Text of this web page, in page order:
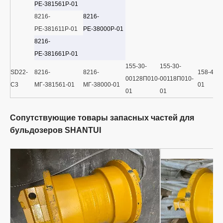
РЕ-381561Р-01
8216-
РЕ-38000Р-01
8216-
РЕ-381611Р-01
8216-
РЕ-381661Р-01
SD22-
C3
8216-
МГ-381561-01
8216-
МГ-38000-01
155-30-
00128П010-
01
155-30-
00118П010-
01
158-40-
01
Сопутствующие товары запасных частей для
бульдозеров SHANTUI